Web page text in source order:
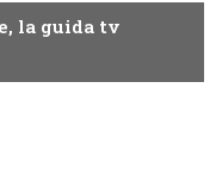
la guida tv